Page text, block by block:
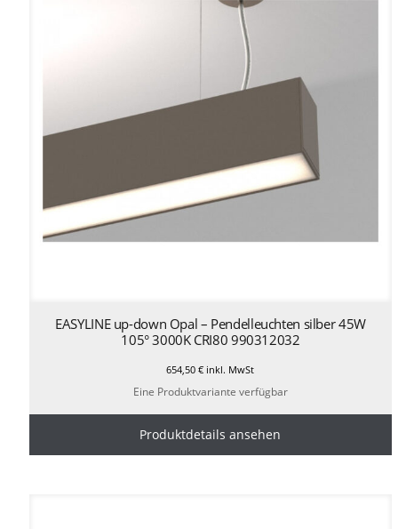
EASYLINE up-down Opal – Pendelleuchten silber 45W
105° 3000K CRI80 990312032
654,50€ inkl. MwSt
Eine Produktvariante verfügbar
Produktdetails ansehen